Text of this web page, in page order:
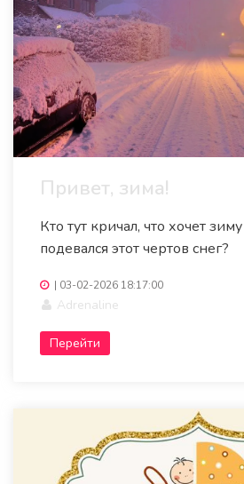
Привет, зима!
Кто тут кричал, что хочет
подевался этот чертов снег?
| 03-02-2026 18:17:00
Adrenaline
Перейти